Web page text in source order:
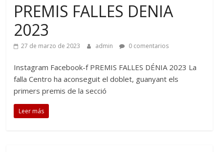
PREMIS FALLES DENIA
2023
27 de marzo de 2023 admin 0 comentarios
Instagram Facebook-f PREMIS FALLES DÉNIA 2023 La
falla Centro ha aconseguit el doblet, guanyant els
primers premis de la secció
Leer más